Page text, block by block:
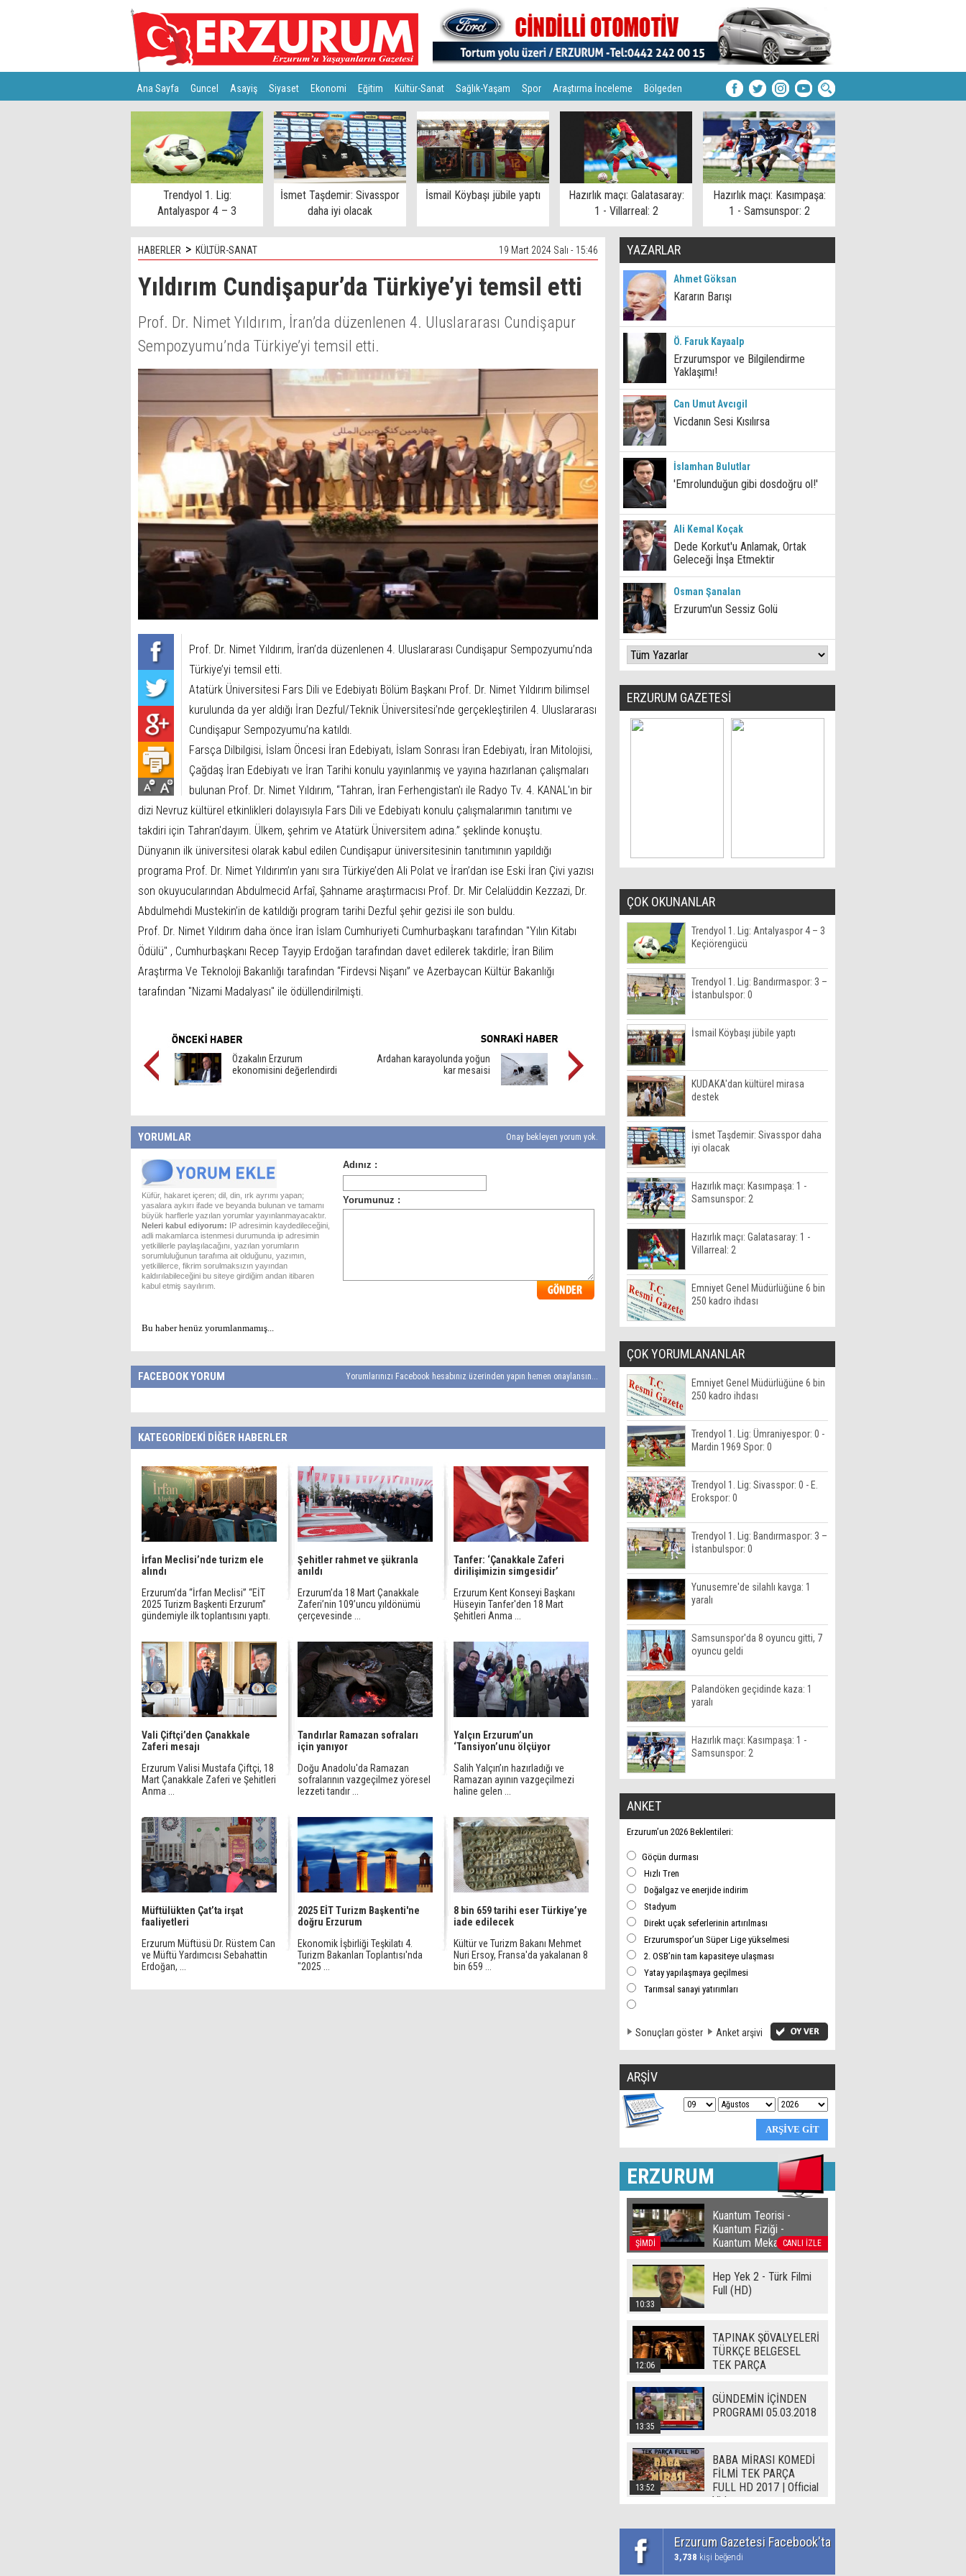
Ana Sayfa Guncel Asayiş Siyaset Ekonomi Eğitim Kültür-Sanat Sağlık-Yaşam Spor Araştırma İnceleme Bölgeden
Trendyol 1. Lig:
Antalyaspor 4 – 3
Keçiörengücü
İsmet Taşdemir: Sivasspor
daha iyi olacak
İsmail Köybaşı jübile yaptı
Hazırlık maçı: Galatasaray:
1 - Villarreal: 2
Hazırlık maçı: Kasımpaşa:
1 - Samsunspor: 2
HABERLER > KÜLTÜR-SANAT 19 Mart 2024 Salı - 15:46
Yıldırım Cundişapur’da Türkiye’yi temsil etti
Prof. Dr. Nimet Yıldırım, İran’da düzenlenen 4. Uluslararası Cundişapur
Sempozyumu’nda Türkiye’yi temsil etti.
Prof. Dr. Nimet Yıldırım, İran’da düzenlenen 4. Uluslararası Cundişapur Sempozyumu’nda
Türkiye’yi temsil etti.
Atatürk Üniversitesi Fars Dili ve Edebiyatı Bölüm Başkanı Prof. Dr. Nimet Yıldırım bilimsel
kurulunda da yer aldığı İran Dezful/Teknik Üniversitesi’nde gerçekleştirilen 4. Uluslararası
Cundişapur Sempozyumu’na katıldı.
Farsça Dilbilgisi, İslam Öncesi İran Edebiyatı, İslam Sonrası İran Edebiyatı, İran Mitolojisi,
Çağdaş İran Edebiyatı ve İran Tarihi konulu yayınlanmış ve yayına hazırlanan çalışmaları
bulunan Prof. Dr. Nimet Yıldırım, “Tahran, İran Ferhengistan'ı ile Radyo Tv. 4. KANAL'ın bir
dizi Nevruz kültürel etkinlikleri dolayısıyla Fars Dili ve Edebiyatı konulu çalışmalarımın tanıtımı ve
takdiri için Tahran'dayım. Ülkem, şehrim ve Atatürk Üniversitem adına.” şeklinde konuştu.
Dünyanın ilk üniversitesi olarak kabul edilen Cundişapur üniversitesinin tanıtımının yapıldığı
programa Prof. Dr. Nimet Yıldırım’ın yanı sıra Türkiye’den Ali Polat ve İran’dan ise Eski İran Çivi yazısı
son okuyucularından Abdulmecid Arfaî, Şahname araştırmacısı Prof. Dr. Mir Celalüddin Kezzazi, Dr.
Abdulmehdi Mustekin’in de katıldığı program tarihi Dezful şehir gezisi ile son buldu.
Prof. Dr. Nimet Yıldırım daha önce İran İslam Cumhuriyeti Cumhurbaşkanı tarafından "Yılın Kitabı
Ödülü" , Cumhurbaşkanı Recep Tayyip Erdoğan tarafından davet edilerek takdirle; İran Bilim
Araştırma Ve Teknoloji Bakanlığı tarafından “Firdevsi Nişanı” ve Azerbaycan Kültür Bakanlığı
tarafından "Nizami Madalyası" ile ödüllendirilmişti.
Özakalın Erzurum
ekonomisini değerlendirdi
Ardahan karayolunda yoğun
kar mesaisi
YORUMLAR Onay bekleyen yorum yok.
Küfür, hakaret içeren; dil, din, ırk ayrımı yapan;
yasalara aykırı ifade ve beyanda bulunan ve tamamı
büyük harflerle yazılan yorumlar yayınlanmayacaktır.
Neleri kabul ediyorum: IP adresimin kaydedileceğini,
adli makamlarca istenmesi durumunda ip adresimin
yetkililerle paylaşılacağını, yazılan yorumların
sorumluluğunun tarafıma ait olduğunu, yazımın,
yetkililerce, fikrim sorulmaksızın yayından
kaldırılabileceğini bu siteye girdiğim andan itibaren
kabul etmiş sayılırım.
Bu haber henüz yorumlanmamış...
FACEBOOK YORUM Yorumlarınızı Facebook hesabınız üzerinden yapın hemen onaylansın...
KATEGORİDEKİ DİĞER HABERLER
İrfan Meclisi’nde turizm ele
alındı
Erzurum’da “İrfan Meclisi” “EİT
2025 Turizm Başkenti Erzurum”
gündemiyle ilk toplantısını yaptı.
Şehitler rahmet ve şükranla
anıldı
Erzurum’da 18 Mart Çanakkale
Zaferi’nin 109’uncu yıldönümü
çerçevesinde ...
Tanfer: ‘Çanakkale Zaferi
dirilişimizin simgesidir’
Erzurum Kent Konseyi Başkanı
Hüseyin Tanfer'den 18 Mart
Şehitleri Anma ...
Vali Çiftçi’den Çanakkale
Zaferi mesajı
Erzurum Valisi Mustafa Çiftçi, 18
Mart Çanakkale Zaferi ve Şehitleri
Anma ...
Tandırlar Ramazan sofraları
için yanıyor
Doğu Anadolu'da Ramazan
sofralarının vazgeçilmez yöresel
lezzeti tandır ...
Yalçın Erzurum’un
‘Tansiyon’unu ölçüyor
Salih Yalçın’ın hazırladığı ve
Ramazan ayının vazgeçilmezi
haline gelen ...
Müftülükten Çat’ta irşat
faaliyetleri
Erzurum Müftüsü Dr. Rüstem Can
ve Müftü Yardımcısı Sebahattin
Erdoğan, ...
2025 EİT Turizm Başkenti'ne
doğru Erzurum
Ekonomik İşbirliği Teşkilatı 4.
Turizm Bakanları Toplantısı'nda
"2025 ...
8 bin 659 tarihi eser Türkiye’ye
iade edilecek
Kültür ve Turizm Bakanı Mehmet
Nuri Ersoy, Fransa'da yakalanan 8
bin 659 ...
YAZARLAR
Ahmet Göksan
Kararın Barışı
Ö. Faruk Kayaalp
Erzurumspor ve Bilgilendirme
Yaklaşımı!
Can Umut Avcıgil
Vicdanın Sesi Kısılırsa
İslamhan Bulutlar
'Emrolunduğun gibi dosdoğru ol!'
Ali Kemal Koçak
Dede Korkut'u Anlamak, Ortak
Geleceği İnşa Etmektir
Osman Şanalan
Erzurum'un Sessiz Golü
ERZURUM GAZETESİ
ÇOK OKUNANLAR
Trendyol 1. Lig: Antalyaspor 4 – 3
Keçiörengücü
Trendyol 1. Lig: Bandırmaspor: 3 –
İstanbulspor: 0
İsmail Köybaşı jübile yaptı
KUDAKA'dan kültürel mirasa
destek
İsmet Taşdemir: Sivasspor daha
iyi olacak
Hazırlık maçı: Kasımpaşa: 1 -
Samsunspor: 2
Hazırlık maçı: Galatasaray: 1 -
Villarreal: 2
Emniyet Genel Müdürlüğüne 6 bin
250 kadro ihdası
ÇOK YORUMLANANLAR
Emniyet Genel Müdürlüğüne 6 bin
250 kadro ihdası
Trendyol 1. Lig: Ümraniyespor: 0 -
Mardin 1969 Spor: 0
Trendyol 1. Lig: Sivasspor: 0 - E.
Erokspor: 0
Trendyol 1. Lig: Bandırmaspor: 3 –
İstanbulspor: 0
Yunusemre'de silahlı kavga: 1
yaralı
Samsunspor'da 8 oyuncu gitti, 7
oyuncu geldi
Palandöken geçidinde kaza: 1
yaralı
Hazırlık maçı: Kasımpaşa: 1 -
Samsunspor: 2
ANKET
Erzurum’un 2026 Beklentileri:
Göçün durması
Hızlı Tren
Doğalgaz ve enerjide indirim
Stadyum
Direkt uçak seferlerinin artırılması
Erzurumspor’un Süper Lige yükselmesi
2. OSB’nin tam kapasiteye ulaşması
Yatay yapılaşmaya geçilmesi
Tarımsal sanayi yatırımları
Sonuçları göster Anket arşivi
ARŞİV
ERZURUM
ŞİMDİ CANLI İZLE
Kuantum Teorisi -
Kuantum Fiziği -
Kuantum Mekaniği
10:33
Hep Yek 2 - Türk Filmi
Full (HD)
12:06
TAPINAK ŞÖVALYELERİ
TÜRKÇE BELGESEL
TEK PARÇA
13:35
GÜNDEMİN İÇİNDEN
PROGRAMI 05.03.2018
13:52
BABA MİRASI KOMEDİ
FİLMİ TEK PARÇA
FULL HD 2017 | Official
Video
Erzurum Gazetesi Facebook'ta
3,738 kişi beğendi